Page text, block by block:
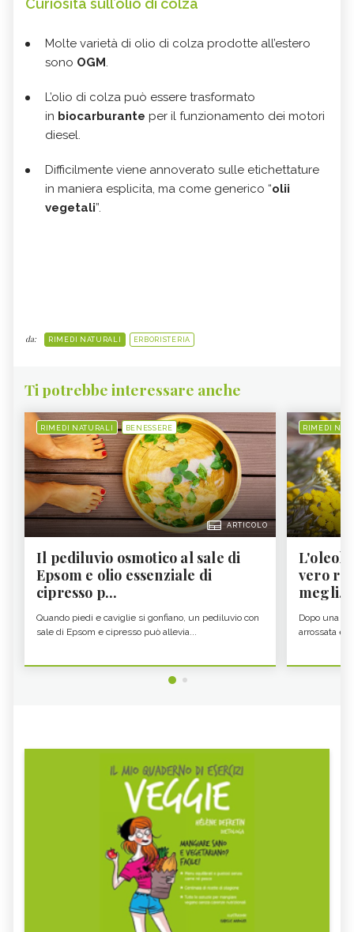
Curiosità sull’olio di colza
Molte varietà di olio di colza prodotte all’estero
sono OGM.
L’olio di colza può essere trasformato
in biocarburante per il funzionamento dei motori
diesel.
Difficilmente viene annoverato sulle etichettature
in maniera esplicita, ma come generico “olii
vegetali”.
da: RIMEDI NATURALI ERBORISTERIA
Ti potrebbe interessare anche
RIMEDI NATURALI BENESSERE
ARTICOLO
Il pediluvio osmotico al sale di
Epsom e olio essenziale di
cipresso p...
Quando piedi e caviglie si gonfiano, un pediluvio con
sale di Epsom e cipresso può allevia...
RIMEDI
vero re
megli...
Dopo una
arrossata e